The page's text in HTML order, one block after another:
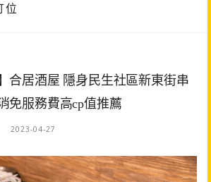
位
合居酒屋 隱身民生社區新東街串
免服務費高cp值推薦
2023-04-27